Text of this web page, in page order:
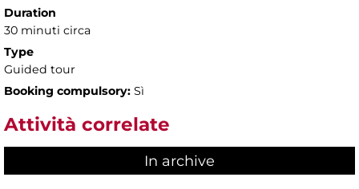
Duration
30 minuti circa
Type
Guided tour
Booking compulsory: Sì
Attività correlate
In archive